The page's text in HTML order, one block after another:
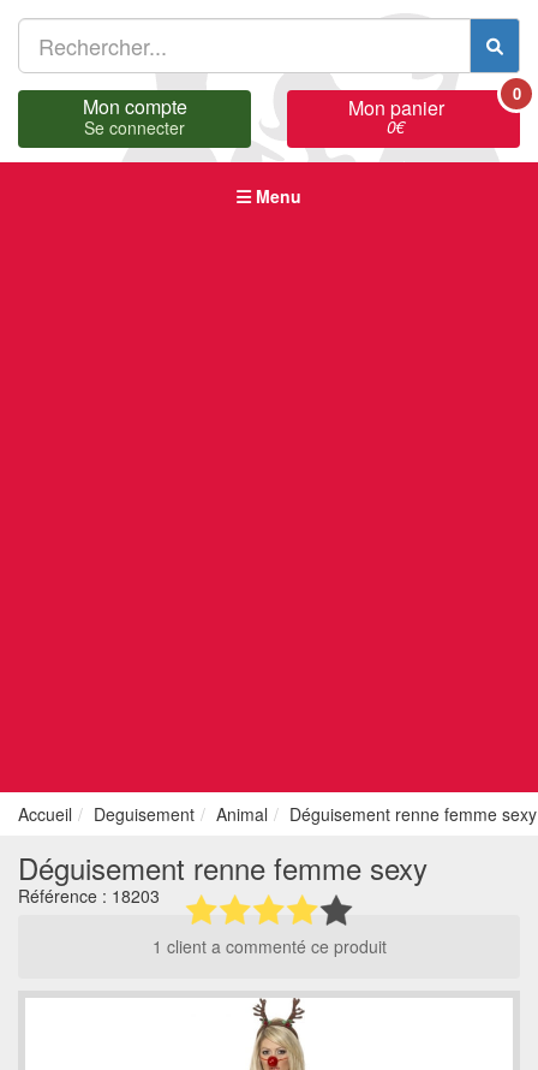
Mon compte
Se connecter
Mon panier
0€
0
Menu
Accueil Deguisement Animal Déguisement renne femme sexy
Déguisement renne femme sexy
Référence : 18203
1 client a commenté ce produit